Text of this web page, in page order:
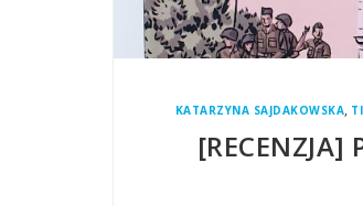
KATARZYNA SAJDAKOWSKA,
[RECENZJA]